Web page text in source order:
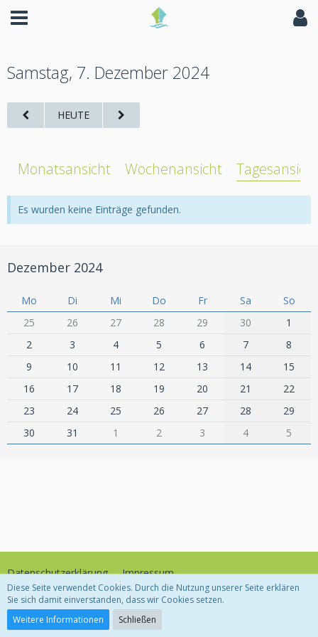
Samstag, 7. Dezember 2024
HEUTE
Monatsansicht Wochenansicht Tagesansicht
Es wurden keine Einträge gefunden.
Dezember 2024
Mo Di Mi Do Fr Sa
So
25
26 27 28 29 30
1
2
3 4 5 6 7
8
9
10 11 12 13 14
15
16
17 18 19 20 21
22
23
24 25 26 27 28
29
30
31 1 2 3 4 5
Datenschutzerklärung Impressum
Community-Software:
Diese Seite verwendet Cookies. Durch die Nutzung unserer Seite erklären
Sie sich damit einverstanden, dass wir Cookies setzen.
Weitere Informationen
Schließen